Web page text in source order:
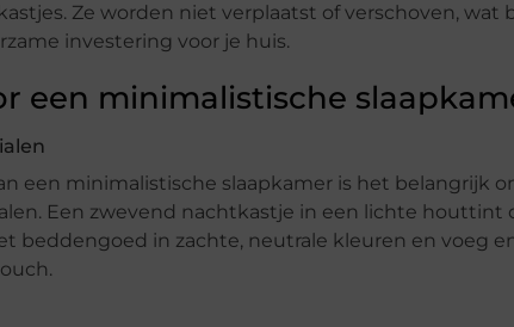
Ze worden niet verplaatst of verschoven, wat
investering voor je huis.
een minimalistische
een minimalistische slaapkamer is het belangrijk
Een zwevend nachtkastje in een lichte houttint
beddengoed in zachte, neutrale kleuren en voeg